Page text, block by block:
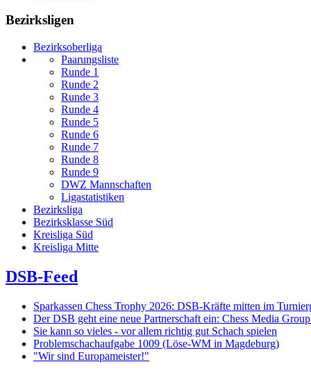
Bezirksligen
Bezirksoberliga
Paarungsliste
Runde 1
Runde 2
Runde 3
Runde 4
Runde 5
Runde 6
Runde 7
Runde 8
Runde 9
DWZ Mannschaften
Ligastatistiken
Bezirksliga
Bezirksklasse Süd
Kreisliga Süd
Kreisliga Mitte
DSB-Feed
Sparkassen Chess Trophy 2026: DSB-Kräfte mitten im
Der DSB geht eine neue Partnerschaft ein: Chess Media
Sie kann so vieles - vor allem richtig gut Schach spielen
Problemschachaufgabe 1009 (Löse-WM in Magdeburg)
"Wir sind Europameister!"